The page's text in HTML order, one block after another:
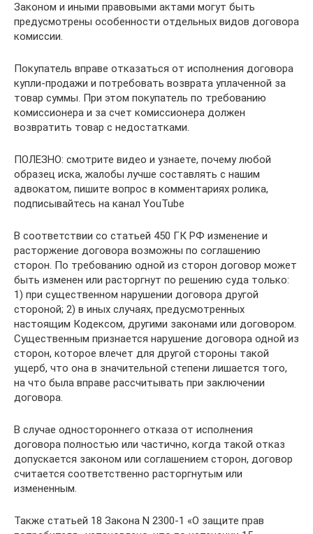
Законом и иными правовыми актами могут быть
предусмотрены особенности отдельных видов договора
комиссии.
Покупатель вправе отказаться от исполнения договора
купли-продажи и потребовать возврата уплаченной за
товар суммы. При этом покупатель по требованию
комиссионера и за счет комиссионера должен
возвратить товар с недостатками.
ПОЛЕЗНО: смотрите видео и узнаете, почему любой
образец иска, жалобы лучше составлять с нашим
адвокатом, пишите вопрос в комментариях ролика,
подписывайтесь на канал YouTube
В соответствии со статьей 450 ГК РФ изменение и
расторжение договора возможны по соглашению
сторон. По требованию одной из сторон договор может
быть изменен или расторгнут по решению суда только:
1) при существенном нарушении договора другой
стороной; 2) в иных случаях, предусмотренных
настоящим Кодексом, другими законами или договором.
Существенным признается нарушение договора одной из
сторон, которое влечет для другой стороны такой
ущерб, что она в значительной степени лишается того,
на что была вправе рассчитывать при заключении
договора.
В случае одностороннего отказа от исполнения
договора полностью или частично, когда такой отказ
допускается законом или соглашением сторон, договор
считается соответственно расторгнутым или
измененным.
Также статьей 18 Закона N 2300-1 «О защите прав